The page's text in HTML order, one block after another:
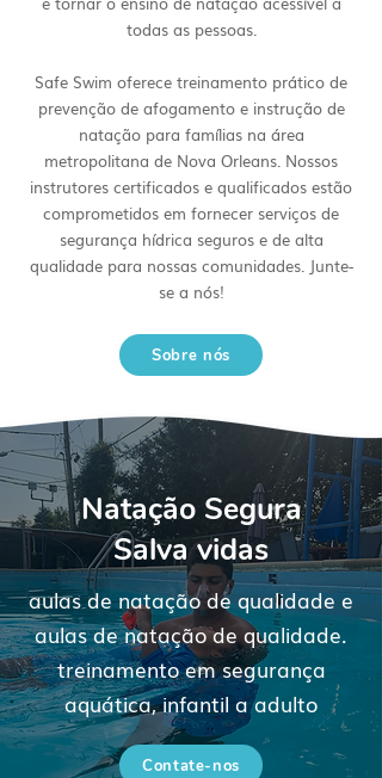
todas as pessoas.
Safe Swim oferece treinamento prático de
prevenção de afogamento e instrução de
natação para famílias na área
metropolitana de Nova Orleans. Nossos
instrutores certificados e qualificados estão
comprometidos em fornecer serviços de
segurança hídrica seguros e de alta
qualidade para nossas comunidades. Junte-
se a nós!
Sobre nós
Natação Segura
Salva vidas
aulas de natação de qualidade e
aulas de natação de qualidade.
treinamento em segurança
aquática, infantil a adulto
Contate-nos